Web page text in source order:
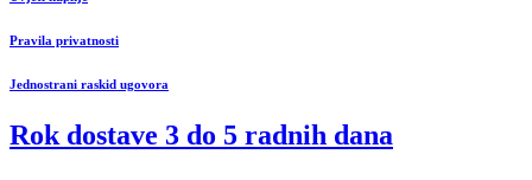
Pravila privatnosti
Jednostrani raskid ugovora
Rok dostave 3 do 5 radnih dana